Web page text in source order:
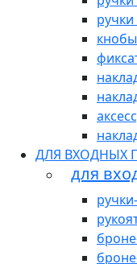
ДЛЯ ВХОДНЫХ
для